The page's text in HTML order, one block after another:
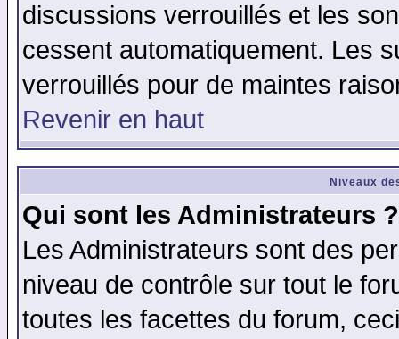
discussions verrouillés et les
cessent automatiquement. Les
verrouillés pour de maintes
Revenir en haut
Niveaux
Qui sont les Administrateurs ?
Les Administrateurs sont des
niveau de contrôle sur tout le
toutes les facettes du forum,